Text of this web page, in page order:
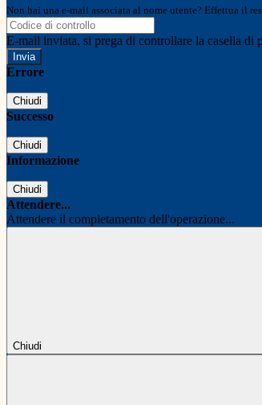
Non hai una e-mail associata al nome utente? Effettua il
E-mail inviata, si prega di controllare la casella di
Errore
Chiudi
Successo
Chiudi
Informazione
Chiudi
Attendere...
Attendere il completamento dell'operazione...
Chiudi